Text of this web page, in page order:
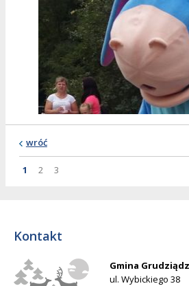
wróć
Strona
Strona
1 Strona
2 Strona
3
Kontakt
Gmina Grudziądz
ul. Wybickiego 38